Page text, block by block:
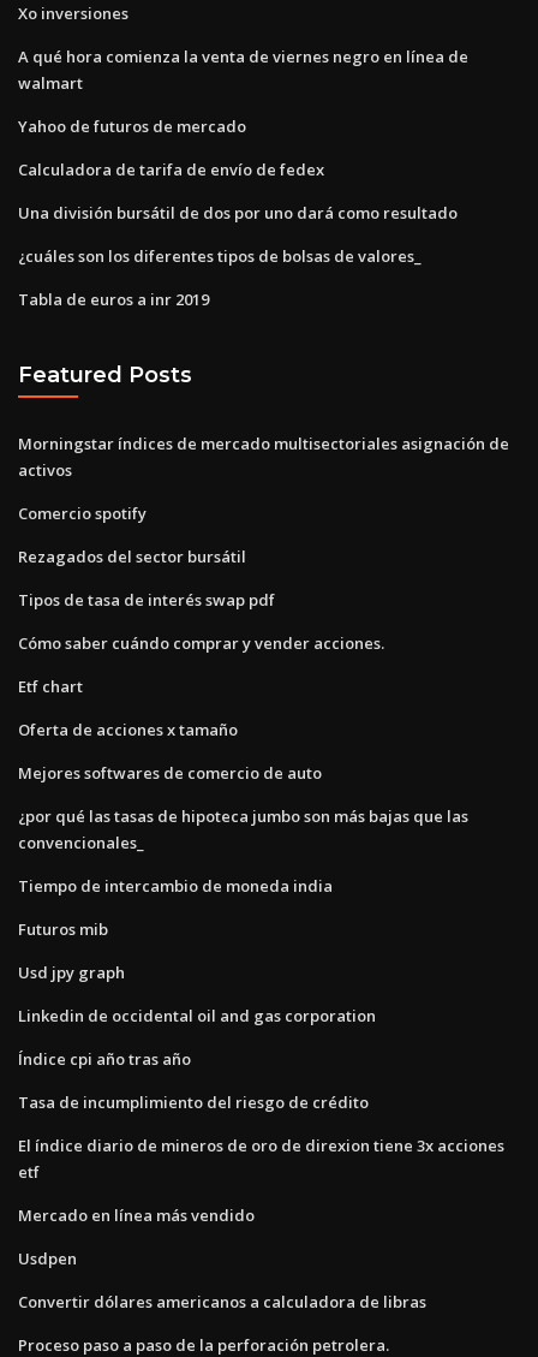
Xo inversiones
A qué hora comienza la venta de viernes negro en línea de
walmart
Yahoo de futuros de mercado
Calculadora de tarifa de envío de fedex
Una división bursátil de dos por uno dará como resultado
¿cuáles son los diferentes tipos de bolsas de valores_
Tabla de euros a inr 2019
Featured Posts
Morningstar índices de mercado multisectoriales asignación de
activos
Comercio spotify
Rezagados del sector bursátil
Tipos de tasa de interés swap pdf
Cómo saber cuándo comprar y vender acciones.
Etf chart
Oferta de acciones x tamaño
Mejores softwares de comercio de auto
¿por qué las tasas de hipoteca jumbo son más bajas que las
convencionales_
Tiempo de intercambio de moneda india
Futuros mib
Usd jpy graph
Linkedin de occidental oil and gas corporation
Índice cpi año tras año
Tasa de incumplimiento del riesgo de crédito
El índice diario de mineros de oro de direxion tiene 3x acciones
etf
Mercado en línea más vendido
Usdpen
Convertir dólares americanos a calculadora de libras
Proceso paso a paso de la perforación petrolera.